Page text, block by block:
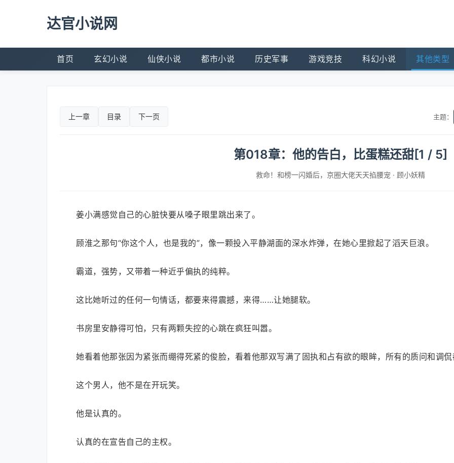
达官小说网
首页 玄幻小说 仙侠小说 都市小说 历史军事 游戏竞技 科幻小说 其他类型
上一章 目录 下一页 主题：
第018章：他的告白，比蛋糕还甜[1 / 5]
救命！和榜一闪婚后，京圈大佬天天掐腰宠 · 顾小妖精
姜小满感觉自己的心脏快要从嗓子眼里跳出来了。
顾淮之那句“你这个人，也是我的”，像一颗投入平静湖面的深水炸弹，在她心里掀起了滔天巨浪。
霸道，强势，又带着一种近乎偏执的纯粹。
这比她听过的任何一句情话，都要来得震撼，来得……让她腿软。
书房里安静得可怕，只有两颗失控的心跳在疯狂叫嚣。
她看着他那张因为紧张而绷得死紧的俊脸，看着他那双写满了固执和占有欲的眼眸，所有的质问和调
这个男人，他不是在开玩笑。
他是认真的。
认真的在宣告自己的主权。